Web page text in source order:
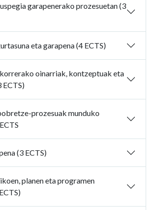
garapenerako prozesuetan (3
eta garapena (4 ECTS)
oinarriak, kontzeptuak eta
prozesuak munduko
(3 ECTS)
planen eta programen